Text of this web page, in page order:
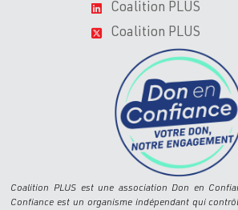
Coalition PLUS
Coalition PLUS
Coalition PLUS est une association Don en
Confiance est un organisme indépendant qui